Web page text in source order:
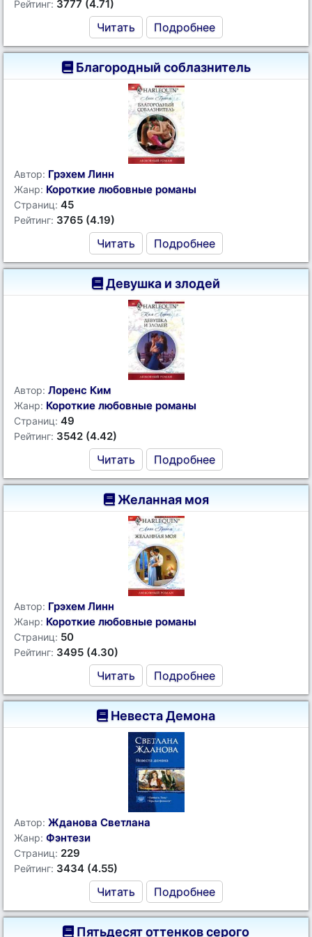
Рейтинг: 3777 (4.71)
Читать Подробнее
Благородный соблазнитель
Автор: Грэхем Линн
Жанр: Короткие любовные романы
Страниц: 45
Рейтинг: 3765 (4.19)
Читать Подробнее
Девушка и злодей
Автор: Лоренс Ким
Жанр: Короткие любовные романы
Страниц: 49
Рейтинг: 3542 (4.42)
Читать Подробнее
Желанная моя
Автор: Грэхем Линн
Жанр: Короткие любовные романы
Страниц: 50
Рейтинг: 3495 (4.30)
Читать Подробнее
Невеста Демона
Автор: Жданова Светлана
Жанр: Фэнтези
Страниц: 229
Рейтинг: 3434 (4.55)
Читать Подробнее
Пятьдесят оттенков серого